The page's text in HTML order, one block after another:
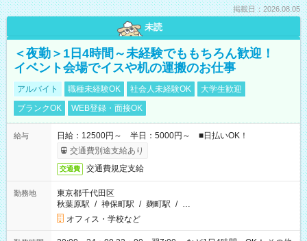
掲載日：2026.08.05
未読
＜夜勤＞1日4時間～未経験でももちろん歓迎！
イベント会場でイスや机の運搬のお仕事
アルバイト 職種未経験OK 社会人未経験OK
大学生歓迎
ブランクOK
WEB登録・面接OK
給与
日給：12500円～ 半日：5000円～ ■日払いOK！
交通費別途支給あり
交通費 交通費規定支給
勤務地
東京都千代田区
秋葉原駅 / 神保町駅 / 麹町駅 / …
オフィス・学校など